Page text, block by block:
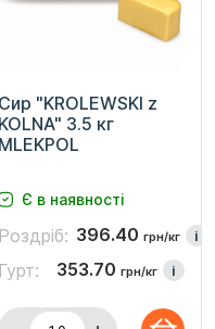
Сир "KROLEWSKI z
KOLNA" 3.5 кг
MLEKPOL
Є в наявності
Роздріб: 396.40 грн/кг i
Гурт: 353.70 грн/кг i